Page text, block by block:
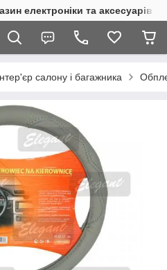
електроніки та аксесуарів в
салону і багажника